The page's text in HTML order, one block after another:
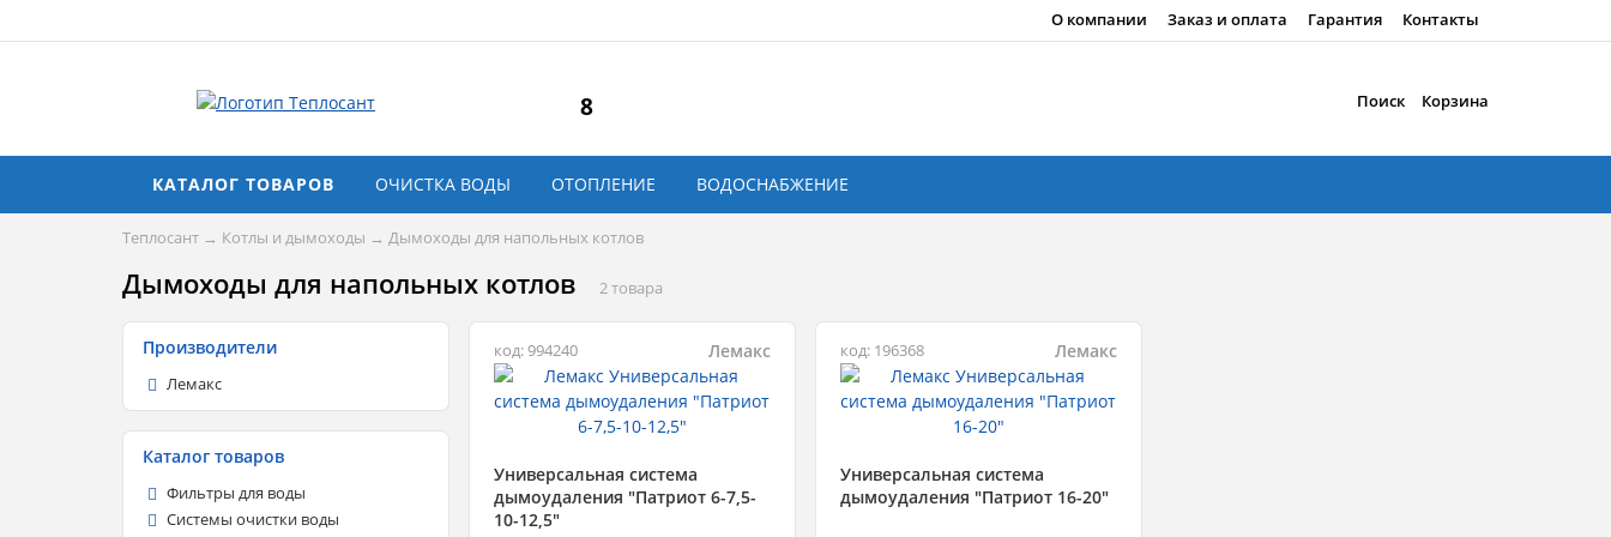
О компании Заказ и оплата Гарантия Контакты
8 Поиск Корзина
КАТАЛОГ ТОВАРОВ ОЧИСТКА ВОДЫ ОТОПЛЕНИЕ ВОДОСНАБЖЕНИЕ
Теплосант → Котлы и дымоходы → Дымоходы для напольных котлов
Дымоходы для напольных котлов 2 товара
Производители
Лемакс
Каталог товаров
Фильтры для воды
Системы очистки воды
код: 994240 Лемакс
Универсальная система
дымоудаления "Патриот 6-7,5-
10-12,5"
код: 196368 Лемакс
Универсальная система
дымоудаления "Патриот 16-20"